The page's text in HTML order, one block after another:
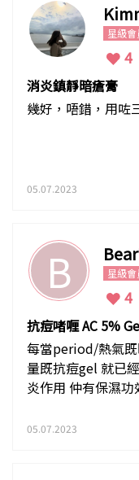
星級會
4
消炎鎮靜暗瘡膏
幾好，唔錯，用咗
05.07.2023
B 星級會
4
抗痘啫喱 AC 5%
每當period/熱氣既
量既抗痘gel 就已
炎作用 仲有保濕功
05.07.2023